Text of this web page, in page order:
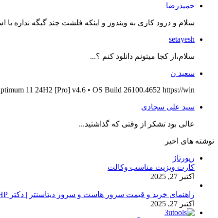
حمیدرضا
سلام و درود کاری به ویندوز و اینکه فلشت چند گیگه نداره با
setayesh
سلام،از کجا میتونم دانلود کنم ؟...
سعید ن
11 24H2 [Pro] v4.6 • OS Build 26100.4652 https://win...
سید علی سجادی
عالی بود تشکر از وقتی که گذاشتید...
نوشته های اخیر
رپورتاژ
کارت ویزیت مناسب وکالت
اکتبر 27, 2025
راهنمای خرید و قیمت سرور هاست و سرور دیتاسنتر | دکتر HP
اکتبر 27, 2025